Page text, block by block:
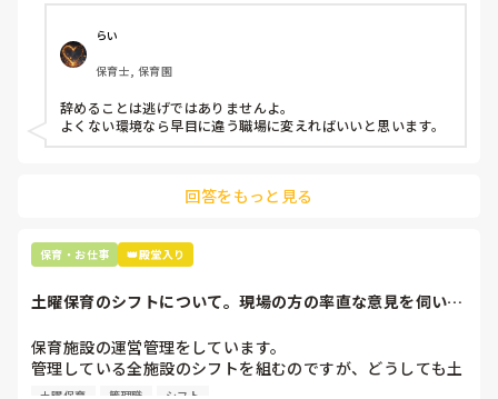
今で言う不適切保育も
仕方ないよね
もう何も言わずに
子どもの言いなりになればいいんだね
などいう意見で…
上の先生に相談することは難しそうです。
最後の職場にしようと思っていましたが
辞めることは逃げ、と、過去辞めた人も何年も言われ続けて
います
らい
保育士, 保育園
辞めることは逃げではありませんよ。
よくない環境なら早目に違う職場に変えればいいと思います。
回答をもっと見る
保育・お仕事 👑殿堂入り
土曜保育のシフトについて。現場の方の率直な意見を伺いた
保育施設の運営管理をしています。
管理している全施設のシフトを組むのですが、どうしても土
曜保育だけは入れる方が少なく、いつも苦労しています。
土曜保育 管理職 シフト